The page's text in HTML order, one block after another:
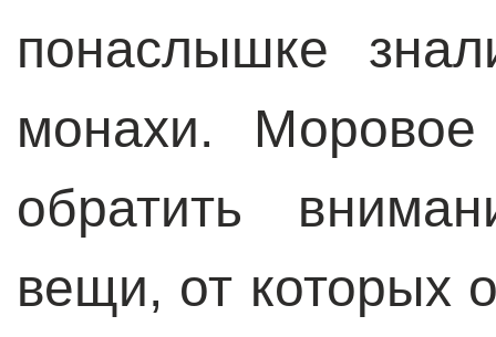
понаслышке
монахи. Моровое
обратить
вещи, от которых